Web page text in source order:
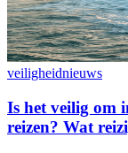
veiligheidnieuws
Is het veilig om
reizen? Wat